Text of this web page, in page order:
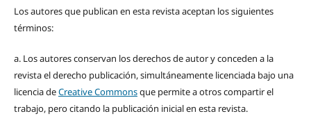
Los autores que publican en esta revista aceptan los siguientes
términos:
a. Los autores conservan los derechos de autor y conceden a la
revista el derecho publicación, simultáneamente licenciada bajo una
licencia deCreative Commonsque permite a otros compartir el
trabajo, pero citando la publicación inicial en esta revista.